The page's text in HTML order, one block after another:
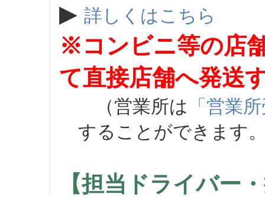
▶ 詳しくはこちら
※コンビニ等の店
て直接店舗へ発送
（営業所は 「営業
することができます
【担当ドライバー